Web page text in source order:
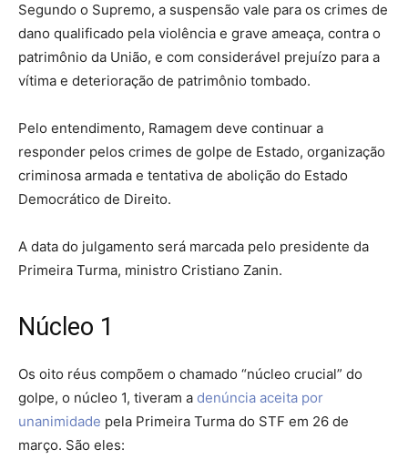
Segundo o Supremo, a suspensão vale para os crimes de
dano qualificado pela violência e grave ameaça, contra o
patrimônio da União, e com considerável prejuízo para a
vítima e deterioração de patrimônio tombado.
Pelo entendimento, Ramagem deve continuar a
responder pelos crimes de golpe de Estado, organização
criminosa armada e tentativa de abolição do Estado
Democrático de Direito.
A data do julgamento será marcada pelo presidente da
Primeira Turma, ministro Cristiano Zanin.
Núcleo 1
Os oito réus compõem o chamado “núcleo crucial” do
golpe, o núcleo 1, tiveram a denúncia aceita por
unanimidade pela Primeira Turma do STF em 26 de
março. São eles: